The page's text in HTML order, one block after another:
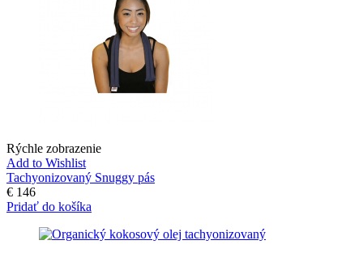
Rýchle zobrazenie
Add to Wishlist
Tachyonizovaný Snuggy pás
€ 146
Pridať do košíka